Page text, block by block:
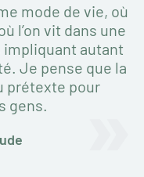
mode de vie, où
l’on vit dans une
impliquant autant
Je pense que la
prétexte pour
gens.